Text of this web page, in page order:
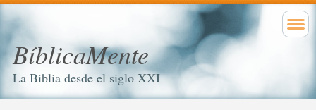
BíblicaMente
La Biblia desde el siglo XXI